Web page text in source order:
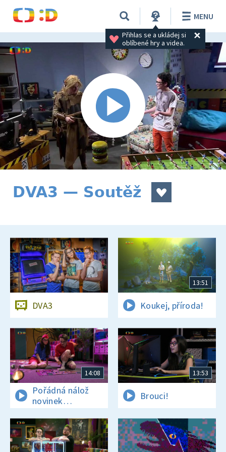
Přihlas se a ukládej si
oblíbené hry a videa.
MENU
DVA3 — Soutěž
DVA3
13:51
Koukej, příroda!
14:08
Pořádná nálož
novinek
a zajímavostí
13:53
Brouci!